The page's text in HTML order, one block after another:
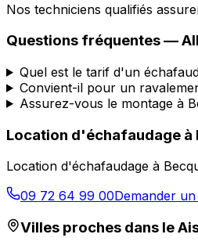
Nos techniciens qualifiés
Questions fréquentes —
Quel est le tarif d'un
Convient-il pour un
Assurez-vous le montage à
Location d'échafaudage à
Location d'échafaudage à
09 72 64 99 00Demander
Villes proches dans le